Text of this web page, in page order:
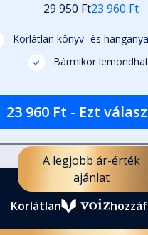
29 950 Ft23 960 Ft
Korlátlan könyv- és
Bármikor
23 960 Ft - Ezt
A legjobb ár-érték
ajánlat
Korlátlan